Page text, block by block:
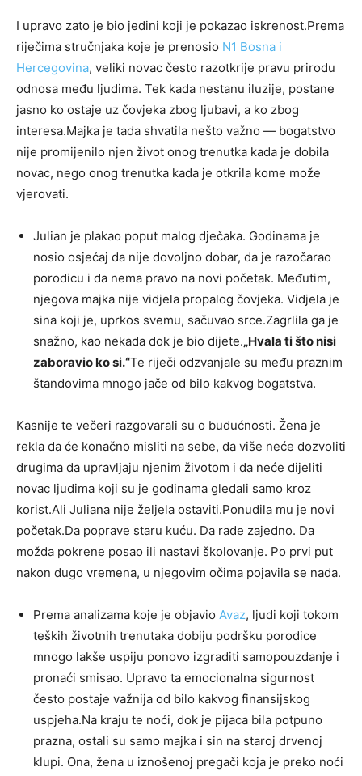
I upravo zato je bio jedini koji je pokazao iskrenost.Prema
riječima stručnjaka koje je prenosio N1 Bosna i
Hercegovina, veliki novac često razotkrije pravu prirodu
odnosa među ljudima. Tek kada nestanu iluzije, postane
jasno ko ostaje uz čovjeka zbog ljubavi, a ko zbog
interesa.Majka je tada shvatila nešto važno — bogatstvo
nije promijenilo njen život onog trenutka kada je dobila
novac, nego onog trenutka kada je otkrila kome može
vjerovati.
Julian je plakao poput malog dječaka. Godinama je
nosio osjećaj da nije dovoljno dobar, da je razočarao
porodicu i da nema pravo na novi početak. Međutim,
njegova majka nije vidjela propalog čovjeka. Vidjela je
sina koji je, uprkos svemu, sačuvao srce.Zagrlila ga je
snažno, kao nekada dok je bio dijete.„Hvala ti što nisi
zaboravio ko si.“Te riječi odzvanjale su među praznim
štandovima mnogo jače od bilo kakvog bogatstva.
Kasnije te večeri razgovarali su o budućnosti. Žena je
rekla da će konačno misliti na sebe, da više neće dozvoliti
drugima da upravljaju njenim životom i da neće dijeliti
novac ljudima koji su je godinama gledali samo kroz
korist.Ali Juliana nije željela ostaviti.Ponudila mu je novi
početak.Da poprave staru kuću. Da rade zajedno. Da
možda pokrene posao ili nastavi školovanje. Po prvi put
nakon dugo vremena, u njegovim očima pojavila se nada.
Prema analizama koje je objavio Avaz, ljudi koji tokom
teških životnih trenutaka dobiju podršku porodice
mnogo lakše uspiju ponovo izgraditi samopouzdanje i
pronaći smisao. Upravo ta emocionalna sigurnost
često postaje važnija od bilo kakvog finansijskog
uspjeha.Na kraju te noći, dok je pijaca bila potpuno
prazna, ostali su samo majka i sin na staroj drvenoj
klupi. Ona, žena u iznošenoj pregači koja je preko noći